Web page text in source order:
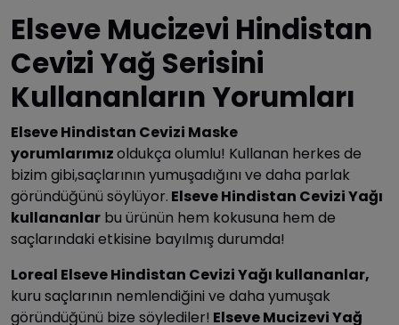
Elseve Mucizevi Hindistan
Cevizi Yağ Serisini
Kullananların Yorumları
Elseve Hindistan Cevizi Maske
yorumlarımızoldukça olumlu! Kullanan herkes de
bizim gibi,saçlarının yumuşadığını ve daha parlak
göründüğünü söylüyor. Elseve Hindistan Cevizi Yağı
kullananlar bu ürünün hem kokusuna hem de
saçlarındaki etkisine bayılmış durumda!
Loreal Elseve Hindistan Cevizi Yağı kullananlar,
kuru saçlarının nemlendiğini ve daha yumuşak
göründüğünü bize söylediler! Elseve Mucizevi Yağ